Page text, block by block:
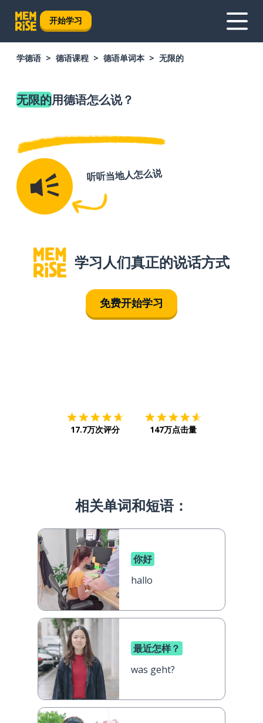
开始学习
学德语 德语课程 德语单词本 无限的
无限的用德语怎么说？
听听当地人怎么说
学习人们真正的说话方式
免费开始学习
17.7万次评分 147万点击量
相关单词和短语：
你好
hallo
最近怎样？
was geht?